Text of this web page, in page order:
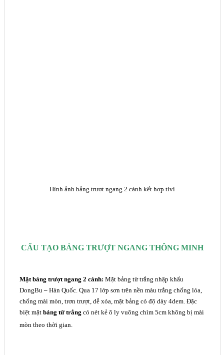
Hình ảnh bảng trượt ngang 2 cánh kết hợp tivi
CẤU TẠO BẢNG TRƯỢT NGANG THÔNG MINH
Mặt bảng trượt ngang 2 cánh: Mặt bảng từ trắng nhập khẩu
DongBu – Hàn Quốc. Qua 17 lớp sơn trên nền màu trắng chống lóa,
chống mài mòn, trơn trượt, dễ xóa, mặt bảng có độ dày 4dem. Đặc
biệt mặt bảng từ trắng có nét kẻ ô ly vuông chìm 5cm không bị mài
mòn theo thời gian.